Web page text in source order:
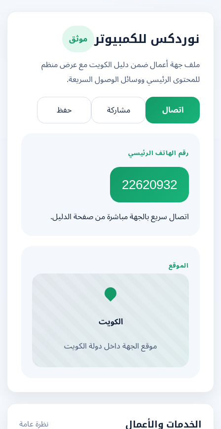
نوردكس للكمبيوتر موثق
ملف جهة أعمال ضمن دليل الكويت مع عرض منظم
للمحتوى الرئيسي ووسائل الوصول السريعة.
اتصال
مشاركة
رقم الهاتف الرئيسي
22620932
اتصال سريع بالجهة مباشرة من صفحة الدليل.
الموقع
الكويت
موقع الجهة داخل دولة الكويت
الخدمات والأعمال نظرة عامة